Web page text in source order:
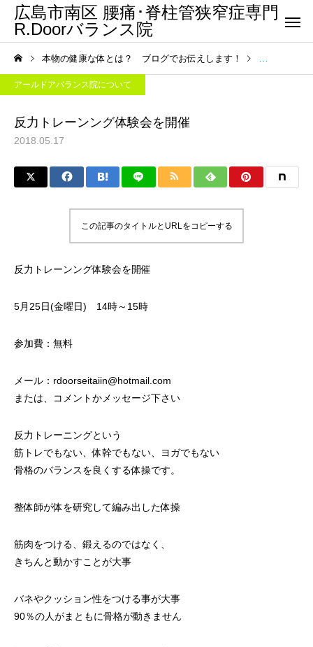
広島市南区 腰痛･脊柱管狭窄症専門
R.Doorバランス院
本物の健康な体とは？ ブログでお伝えします！ アールドア
アールドアバランス院について
反力トレーンング体験会を開催
2018.05.17
この記事のタイトルとURLをコピーする
反力トレーンング体験会を開催
5月25日(金曜日) 14時～15時
参加費：無料
メール：rdoorseitaiin@hotmail.com
または、コメントかメッセージ下さい
反力トレーニングという
筋トレでもない、体幹でもない、ヨガでもない
骨格のバランスを良くする体操です。
整体師が体を研究して編み出した体操
筋肉をつける、鍛えるのではなく、
きちんと動かすことが大事
バネやクッション性をつける事が大事
90％の人がまともに骨格が動きません